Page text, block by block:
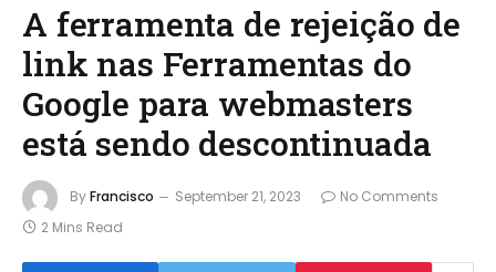
A ferramenta de rejeição de
link nas Ferramentas do
Google para webmasters
está sendo descontinuada
ByFrancisco September 21, 2023
No Comments
2 Mins Read